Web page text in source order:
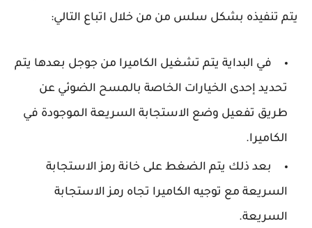
يتم تنفيذه بشكل سلس من من خلال اتباع التالي:
في البداية يتم تشغيل الكاميرا من جوجل بعدها يتم
تحديد إحدى الخيارات الخاصة بالمسح الضوئي عن
طريق تفعيل وضع الاستجابة السريعة الموجودة في
الكاميرا.
بعد ذلك يتم الضغط على خانة رمز الاستجابة
السريعة مع توجيه الكاميرا تجاه رمز الاستجابة
السريعة.